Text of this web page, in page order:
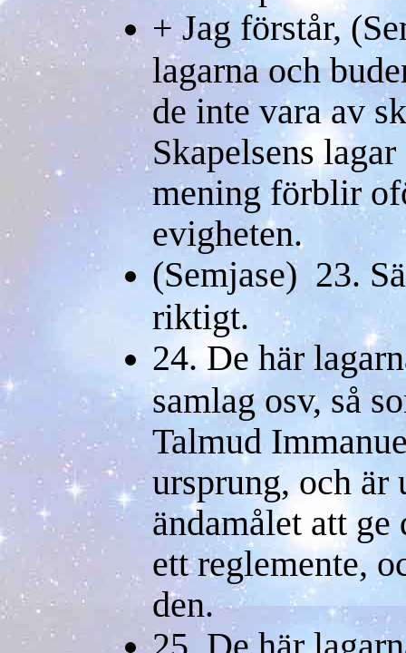
+ Jag förstår,
lagarna och
de inte vara av
Skapelsens
mening förblir
evigheten.
(Semjase) 23.
riktigt.
24. De här
samlag osv, så
Talmud
ursprung, och är
ändamålet att
ett reglemente,
den.